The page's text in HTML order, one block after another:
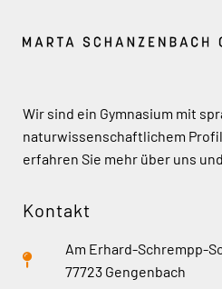
Wir sind ein Gymnasium mit
naturwissenschaftlichem
erfahren Sie mehr über uns
Kontakt
Am Erhard-Schrempp-
77723 Gengenbach